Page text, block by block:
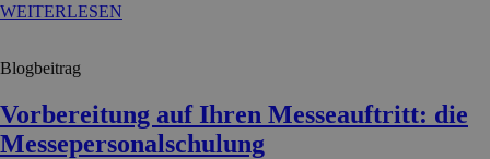
WEITERLESEN
Blogbeitrag
Vorbereitung auf Ihren Messeauftritt: die
Messepersonalschulung